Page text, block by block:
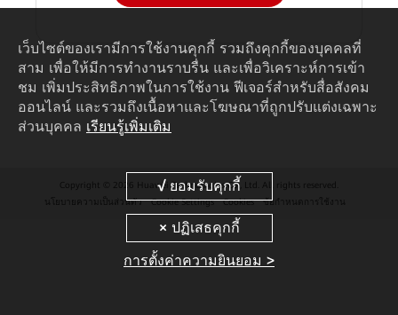
Copyright © 2026 Huawei Technologies Co., Ltd. All rights reserved.
นโยบายความเป็นส่วนตัว
Cookie Settings Cookies ข้อกำหนดการใช้งาน
เว็บไซต์ของเรามีการใช้งานคุกกี้ รวมถึงคุกกี้ของบุคคลที่
สาม เพื่อให้มีการทำงานราบรื่น และเพื่อวิเคราะห์การเข้า
ชม เพิ่มประสิทธิภาพในการใช้งาน ฟีเจอร์สำหรับสื่อสังคม
ออนไลน์ และรวมถึงเนื้อหาและโฆษณาที่ถูกปรับแต่งเฉพาะ
ส่วนบุคคล เรียนรู้เพิ่มเติม
การตั้งค่าความยินยอม >